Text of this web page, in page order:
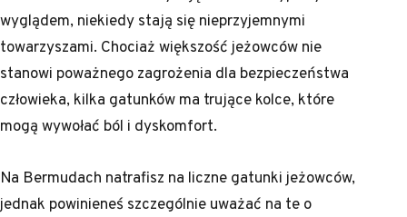
wyglądem, niekiedy stają się nieprzyjemnymi
towarzyszami. Chociaż większość jeżowców nie
stanowi poważnego zagrożenia dla bezpieczeństwa
człowieka, kilka gatunków ma trujące kolce, które
mogą wywołać ból i dyskomfort.
Na Bermudach natrafisz na liczne gatunki jeżowców,
jednak powinieneś szczególnie uważać na te o